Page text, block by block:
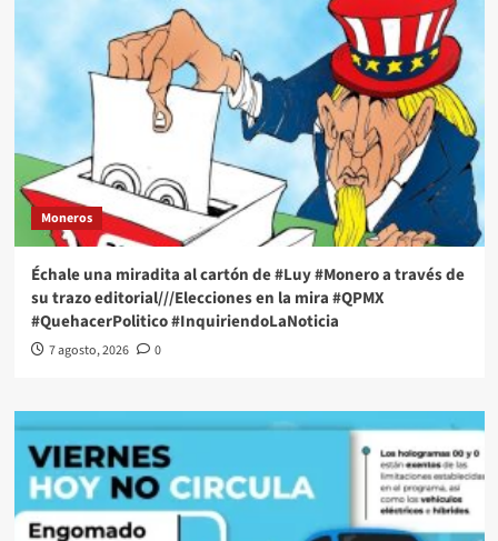
Moneros
Échale una miradita al cartón de #Luy #Monero a través de
su trazo editorial///Elecciones en la mira #QPMX
#QuehacerPolitico #InquiriendoLaNoticia
7 agosto, 2026 0